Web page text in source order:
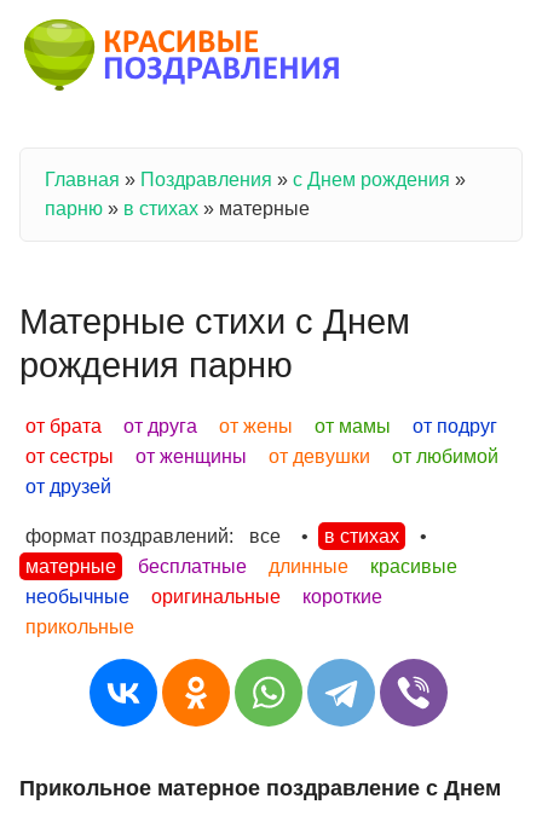
Вы здесь
Главная » Поздравления » с Днем рождения »
парню » в стихах » матерные
Матерные стихи с Днем
рождения парню
от брата от друга от жены от мамы
от подруг
от сестры
от женщины от девушки
от любимой
от друзей
формат поздравлений: все • в стихах
•
матерные
бесплатные длинные
красивые
необычные
оригинальные
короткие
прикольные
Прикольное матерное поздравление с Днем